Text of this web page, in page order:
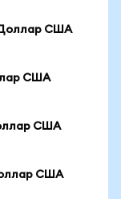
Доллар США
США
США
США